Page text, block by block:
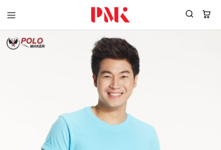
PMK
Polomaker
ยูนิฟอร์ม
พร้อม
โลโก้
ผู้
ยูนิฟอร์ม
มาตรฐาน
ISO9001
อุตสาหกรรม
สี
เขียว
ระดับ
ที่2